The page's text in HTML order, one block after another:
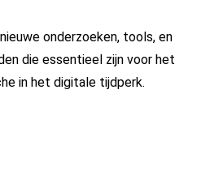
onderzoeken, tools, en
die essentieel zijn voor het
in het digitale tijdperk.